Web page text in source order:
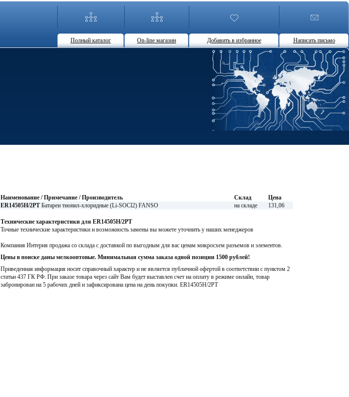
Полный каталог On-line магазин Добавить в избранное Написать письмо
Наименование / Примечание / Производитель Склад
Цена
ER14505H/2PT Батареи тионил-хлоридные (Li-SOCl2) FANSO на складе 131,06
Технические характеристики для ER14505H/2PT
Точные технические характеристики и возможность замены вы можете уточнить у наших менеджеров
Компания Интерия продажа со склада с доставкой по выгодным для вас ценам микросхем разъемов и элементов.
Цены в поиске даны мелкооптовые. Минимальная сумма заказа одной позиции 1500 рублей!
Приведенная информация носит справочный характер и не является публичной офертой в соответствии с пунктом 2
статьи 437 ГК РФ. При заказе товара через сайт Вам будет выставлен счет на оплату в режиме онлайн, товар
забронирован на 5 рабочих дней и зафиксирована цена на день покупки. ER14505H/2PT